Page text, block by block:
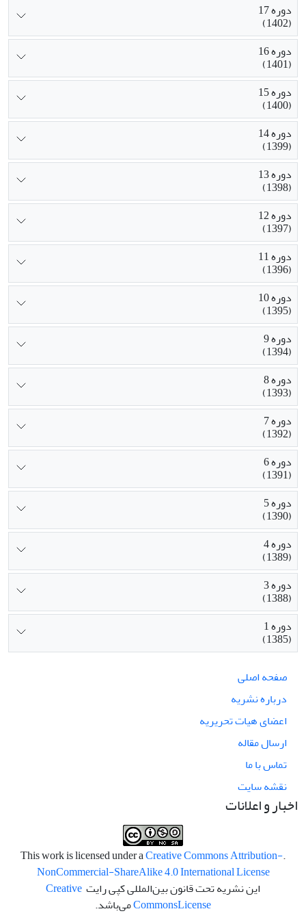
دوره 17
(1402)
دوره 16
(1401)
دوره 15
(1400)
دوره 14
(1399)
دوره 13
(1398)
دوره 12
(1397)
دوره 11
(1396)
دوره 10
(1395)
دوره 9
(1394)
دوره 8
(1393)
دوره 7
(1392)
دوره 6
(1391)
دوره 5
(1390)
دوره 4
(1389)
دوره 3
(1388)
دوره 1
(1385)
صفحه اصلی
درباره نشریه
اعضای هیات تحریریه
ارسال مقاله
تماس با ما
نقشه سایت
اخبار و اعلانات
.This work is licensed under a
Creative Commons Attribution-
NonCommercial-ShareAlike 4.0 International License
این نشریه تحت قانون بین‌المللی کپی رایت Creative
CommonsLicense می‌باشد.